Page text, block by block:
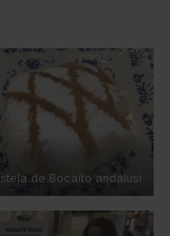
de Bocaíto andalusí